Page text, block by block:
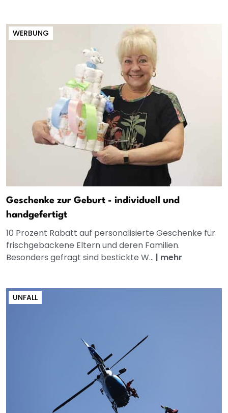
WERBUNG
Geschenke zur Geburt - individuell und
handgefertigt
10 Prozent Rabatt auf personalisierte Geschenke für
frischgebackene Eltern und deren Familien.
Besonders gefragt sind bestickte W... | mehr
UNFALL